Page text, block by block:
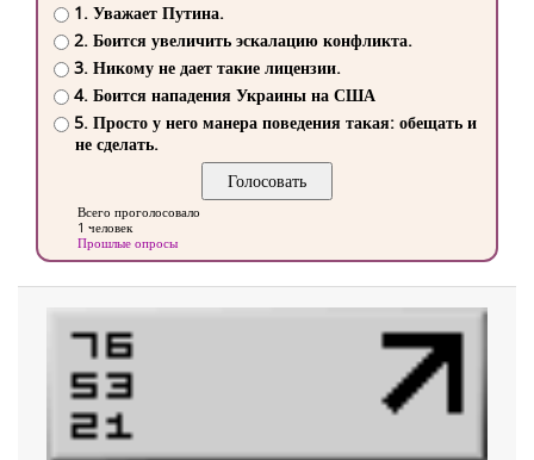
1. Уважает Путина.
2. Боится увеличить эскалацию конфликта.
3. Никому не дает такие лицензии.
4. Боится нападения Украины на США
5. Просто у него манера поведения такая: обещать и
не сделать.
Всего проголосовало
1 человек
Прошлые опросы